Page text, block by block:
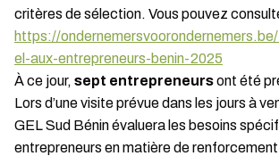
critères de sélection. Vous pouvez
https://
el-aux-entrepreneurs-benin-2025
À ce jour, sept entrepreneursont été
Lors d’une visite prévue dans les jours à
GEL Sud Bénin évaluera les besoins
entrepreneurs en matière de